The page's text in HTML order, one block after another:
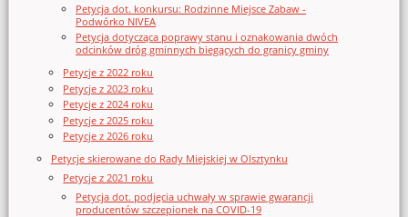
Petycja dot. konkursu: Rodzinne Miejsce Zabaw -
Podwórko NIVEA
Petycja dotycząca poprawy stanu i oznakowania dwóch
odcinków dróg gminnych biegących do granicy gminy
Petycje z 2022 roku
Petycje z 2023 roku
Petycje z 2024 roku
Petycje z 2025 roku
Petycje z 2026 roku
Petycje skierowane do Rady Miejskiej w Olsztynku
Petycje z 2021 roku
Petycja dot. podjęcia uchwały w sprawie gwarancji
producentów szczepionek na COVID-19